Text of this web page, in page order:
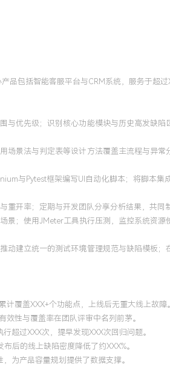
品包括智能客服平台与CRM系统，服务于超
与优先级；识别核心功能模块与历史高发缺
景法与判定表等设计方法覆盖主流程与异
与Pytest框架编写UI自动化脚本；将脚本
开率；定期与开发团队分享分析结果，共同
；使用JMeter工具执行压测，监控系统资
建立统一的测试环境管理规范与缺陷模板
覆盖XXX+个功能点，上线后无重大线上故障。
性与覆盖率在团队评审中名列前茅。
超过XXX次，提早发现XXX次回归问题。
后的线上缺陷密度降低了约XXX%。
为产品容量规划提供了数据支撑。